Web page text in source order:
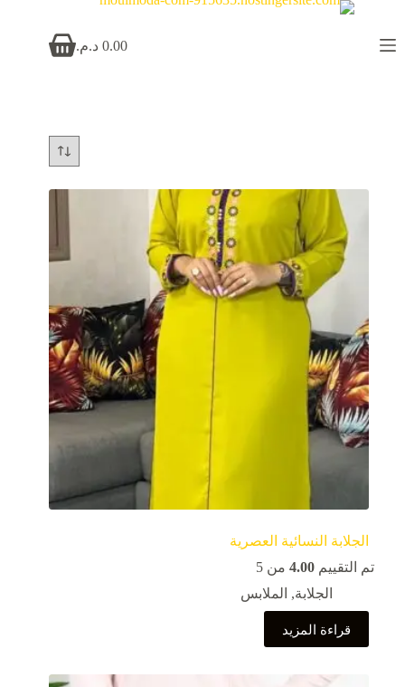
0.00 د.م.
الجلابة النسائية العصرية
تم التقييم 4.00من 5
الجلابة, الملابس
قراءة المزيد